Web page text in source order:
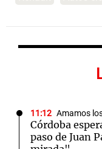
11:12 Amamos
Córdoba
paso de Juan